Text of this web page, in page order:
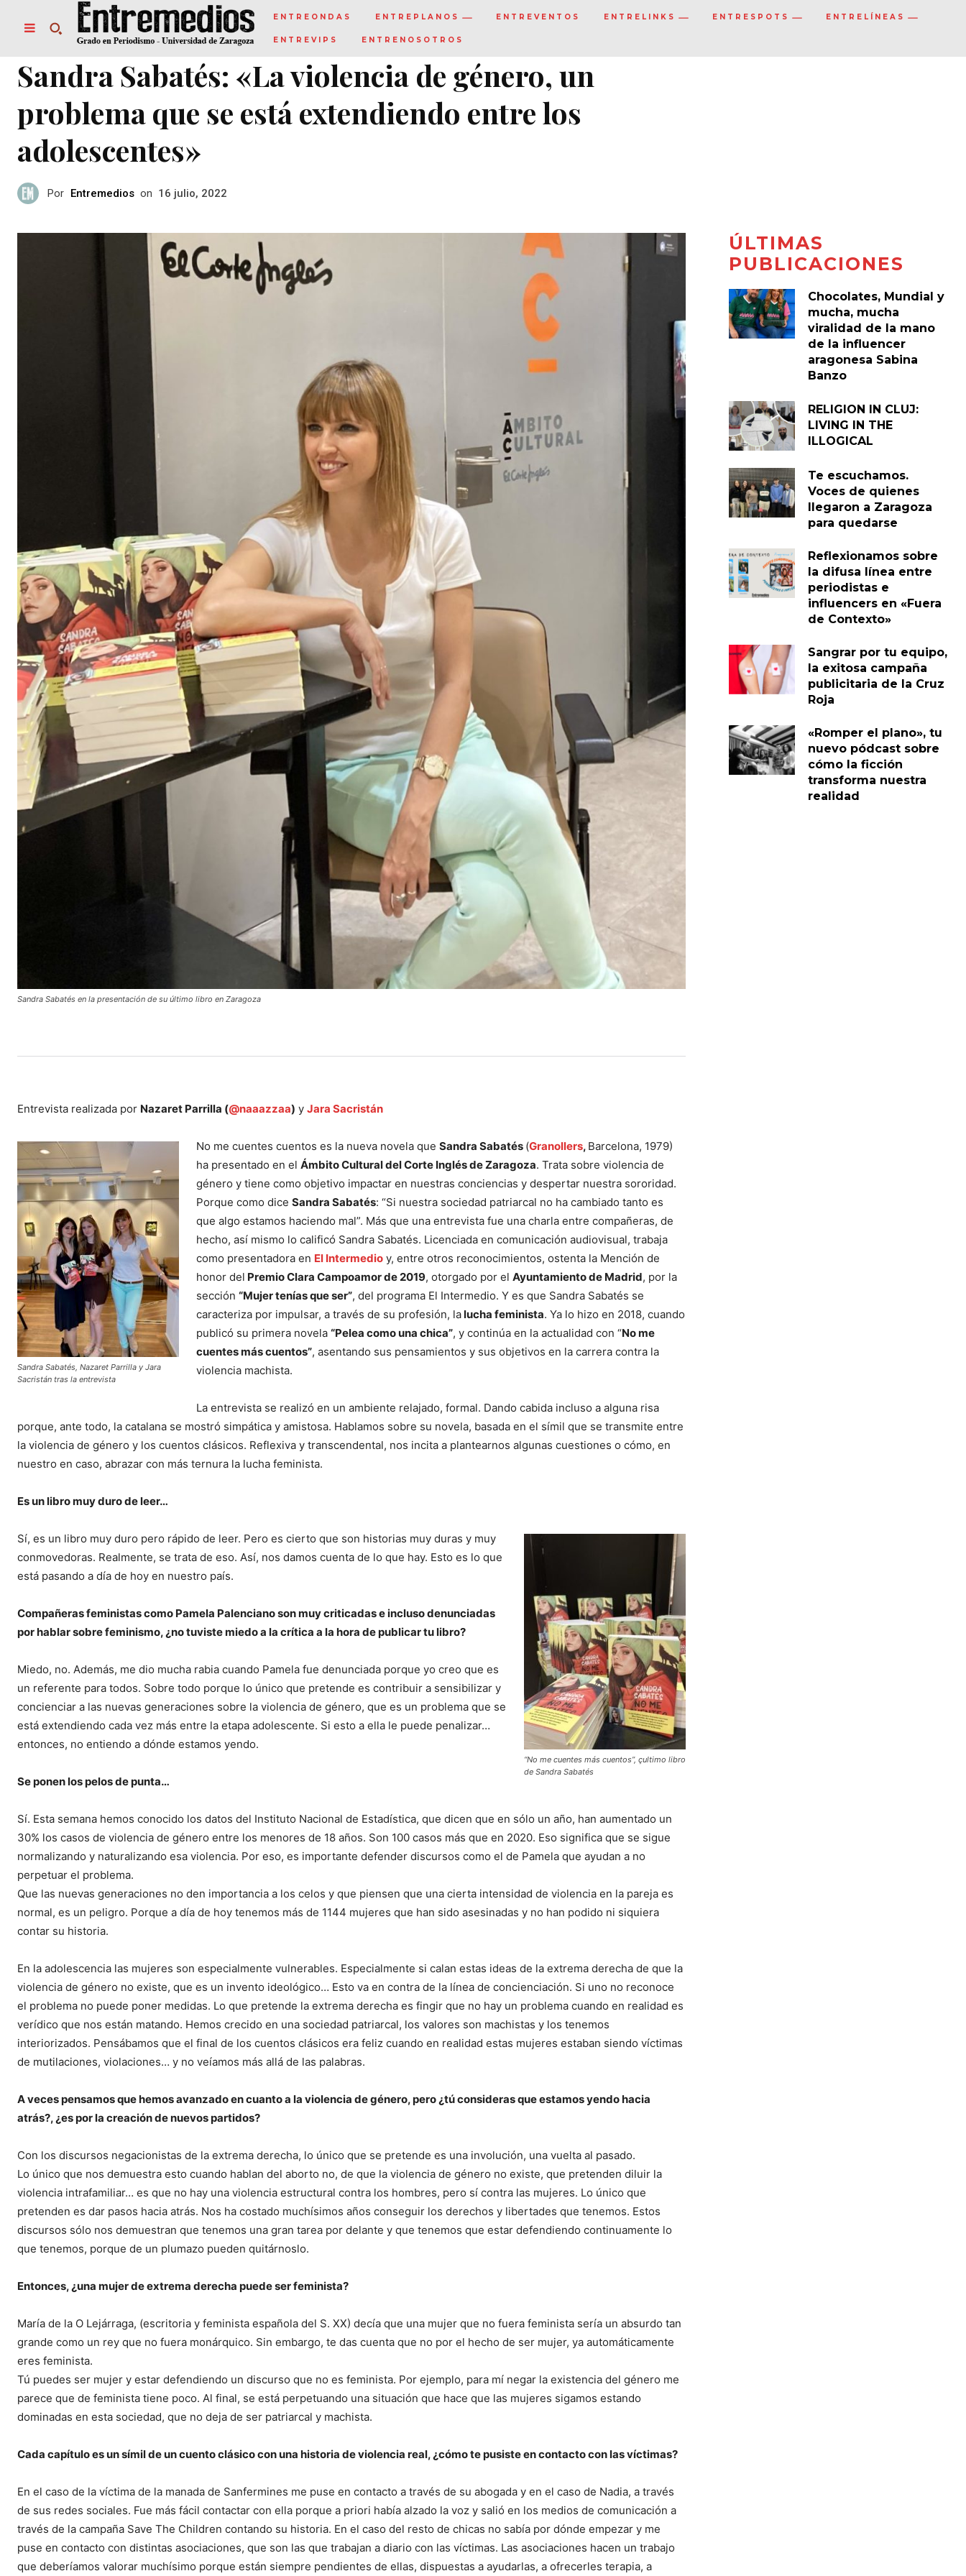
ENTREONDAS ENTREPLANOS ENTREVENTOS ENTRELINKS ENTRESPOTS ENTRELÍNEAS
ENTREVIPS ENTRENOSOTROS
Sandra Sabatés: «La violencia de género, un
problema que se está extendiendo entre los
adolescentes»
Por Entremedios on 16 julio, 2022
Sandra Sabatés en la presentación de su último libro en Zaragoza
Entrevista realizada por Nazaret Parrilla (@naaazzaa) y Jara Sacristán
Sandra Sabatés, Nazaret Parrilla y Jara
Sacristán tras la entrevista
No me cuentes cuentos es la nueva novela que Sandra Sabatés (Granollers, Barcelona, 1979)
ha presentado en el Ámbito Cultural del Corte Inglés de Zaragoza. Trata sobre violencia de
género y tiene como objetivo impactar en nuestras conciencias y despertar nuestra sororidad.
Porque como dice Sandra Sabatés: “Si nuestra sociedad patriarcal no ha cambiado tanto es
que algo estamos haciendo mal”. Más que una entrevista fue una charla entre compañeras, de
hecho, así mismo lo calificó Sandra Sabatés. Licenciada en comunicación audiovisual, trabaja
como presentadora en El Intermedio y, entre otros reconocimientos, ostenta la Mención de
honor del Premio Clara Campoamor de 2019, otorgado por el Ayuntamiento de Madrid, por la
sección “Mujer tenías que ser”, del programa El Intermedio. Y es que Sandra Sabatés se
caracteriza por impulsar, a través de su profesión, lalucha feminista. Ya lo hizo en 2018, cuando
publicó su primera novela “Pelea como una chica”, y continúa en la actualidad con “No me
cuentes más cuentos”, asentando sus pensamientos y sus objetivos en la carrera contra la
violencia machista.
La entrevista se realizó en un ambiente relajado, formal. Dando cabida incluso a alguna risa
porque, ante todo, la catalana se mostró simpática y amistosa. Hablamos sobre su novela, basada en el símil que se transmite entre
la violencia de género y los cuentos clásicos. Reflexiva y transcendental, nos incita a plantearnos algunas cuestiones o cómo, en
nuestro en caso, abrazar con más ternura la lucha feminista.
Es un libro muy duro de leer…
“No me cuentes más cuentos”, çultimo libro
de Sandra Sabatés
Sí, es un libro muy duro pero rápido de leer. Pero es cierto que son historias muy duras y muy
conmovedoras. Realmente, se trata de eso. Así, nos damos cuenta de lo que hay. Esto es lo que
está pasando a día de hoy en nuestro país.
Compañeras feministas como Pamela Palenciano son muy criticadas e incluso denunciadas
por hablar sobre feminismo, ¿no tuviste miedo a la crítica a la hora de publicar tu libro?
Miedo, no. Además, me dio mucha rabia cuando Pamela fue denunciada porque yo creo que es
un referente para todos. Sobre todo porque lo único que pretende es contribuir a sensibilizar y
concienciar a las nuevas generaciones sobre la violencia de género, que es un problema que se
está extendiendo cada vez más entre la etapa adolescente. Si esto a ella le puede penalizar…
entonces, no entiendo a dónde estamos yendo.
Se ponen los pelos de punta…
Sí. Esta semana hemos conocido los datos del Instituto Nacional de Estadística, que dicen que en sólo un año, han aumentado un
30% los casos de violencia de género entre los menores de 18 años. Son 100 casos más que en 2020. Eso significa que se sigue
normalizando y naturalizando esa violencia. Por eso, es importante defender discursos como el de Pamela que ayudan a no
perpetuar el problema.
Que las nuevas generaciones no den importancia a los celos y que piensen que una cierta intensidad de violencia en la pareja es
normal, es un peligro. Porque a día de hoy tenemos más de 1144 mujeres que han sido asesinadas y no han podido ni siquiera
contar su historia.
En la adolescencia las mujeres son especialmente vulnerables. Especialmente si calan estas ideas de la extrema derecha de que la
violencia de género no existe, que es un invento ideológico… Esto va en contra de la línea de concienciación. Si uno no reconoce
el problema no puede poner medidas. Lo que pretende la extrema derecha es fingir que no hay un problema cuando en realidad es
verídico que nos están matando. Hemos crecido en una sociedad patriarcal, los valores son machistas y los tenemos
interiorizados. Pensábamos que el final de los cuentos clásicos era feliz cuando en realidad estas mujeres estaban siendo víctimas
de mutilaciones, violaciones… y no veíamos más allá de las palabras.
A veces pensamos que hemos avanzado en cuanto a la violencia de género, pero ¿tú consideras que estamos yendo hacia
atrás?, ¿es por la creación de nuevos partidos?
Con los discursos negacionistas de la extrema derecha, lo único que se pretende es una involución, una vuelta al pasado.
Lo único que nos demuestra esto cuando hablan del aborto no, de que la violencia de género no existe, que pretenden diluir la
violencia intrafamiliar… es que no hay una violencia estructural contra los hombres, pero sí contra las mujeres. Lo único que
pretenden es dar pasos hacia atrás. Nos ha costado muchísimos años conseguir los derechos y libertades que tenemos. Estos
discursos sólo nos demuestran que tenemos una gran tarea por delante y que tenemos que estar defendiendo continuamente lo
que tenemos, porque de un plumazo pueden quitárnoslo.
Entonces, ¿una mujer de extrema derecha puede ser feminista?
María de la O Lejárraga, (escritoria y feminista española del S. XX) decía que una mujer que no fuera feminista sería un absurdo tan
grande como un rey que no fuera monárquico. Sin embargo, te das cuenta que no por el hecho de ser mujer, ya automáticamente
eres feminista.
Tú puedes ser mujer y estar defendiendo un discurso que no es feminista. Por ejemplo, para mí negar la existencia del género me
parece que de feminista tiene poco. Al final, se está perpetuando una situación que hace que las mujeres sigamos estando
dominadas en esta sociedad, que no deja de ser patriarcal y machista.
Cada capítulo es un símil de un cuento clásico con una historia de violencia real, ¿cómo te pusiste en contacto con las víctimas?
En el caso de la víctima de la manada de Sanfermines me puse en contacto a través de su abogada y en el caso de Nadia, a través
de sus redes sociales. Fue más fácil contactar con ella porque a priori había alzado la voz y salió en los medios de comunicación a
través de la campaña Save The Children contando su historia. En el caso del resto de chicas no sabía por dónde empezar y me
puse en contacto con distintas asociaciones, que son las que trabajan a diario con las víctimas. Las asociaciones hacen un trabajo
que deberíamos valorar muchísimo porque están siempre pendientes de ellas, dispuestas a ayudarlas, a ofrecerles terapia, a
ÚLTIMAS
PUBLICACIONES
Chocolates, Mundial y
mucha, mucha
viralidad de la mano
de la influencer
aragonesa Sabina
Banzo
RELIGION IN CLUJ:
LIVING IN THE
ILLOGICAL
Te escuchamos.
Voces de quienes
llegaron a Zaragoza
para quedarse
Reflexionamos sobre
la difusa línea entre
periodistas e
influencers en «Fuera
de Contexto»
Sangrar por tu equipo,
la exitosa campaña
publicitaria de la Cruz
Roja
«Romper el plano», tu
nuevo pódcast sobre
cómo la ficción
transforma nuestra
realidad